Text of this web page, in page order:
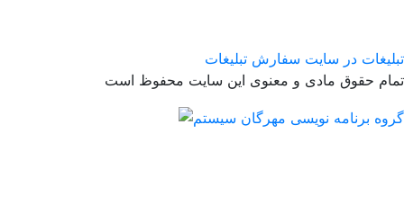
تبلیغات در سایت سفارش تبلیغات
تمام حقوق مادی و معنوی این سایت محفوظ است